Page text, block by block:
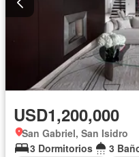
USD1,200,000
San Gabriel, San Isidro
3 Dormitorios
3